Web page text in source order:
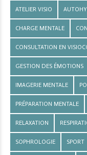
ATELIER VISIO
CHARGE MENTALE
CONSULTATION EN
GESTION DES ÉMOTIONS
IMAGERIE MENTALE
PRÉPARATION MENTALE
RELAXATION
SOPHROLOGIE SPORT